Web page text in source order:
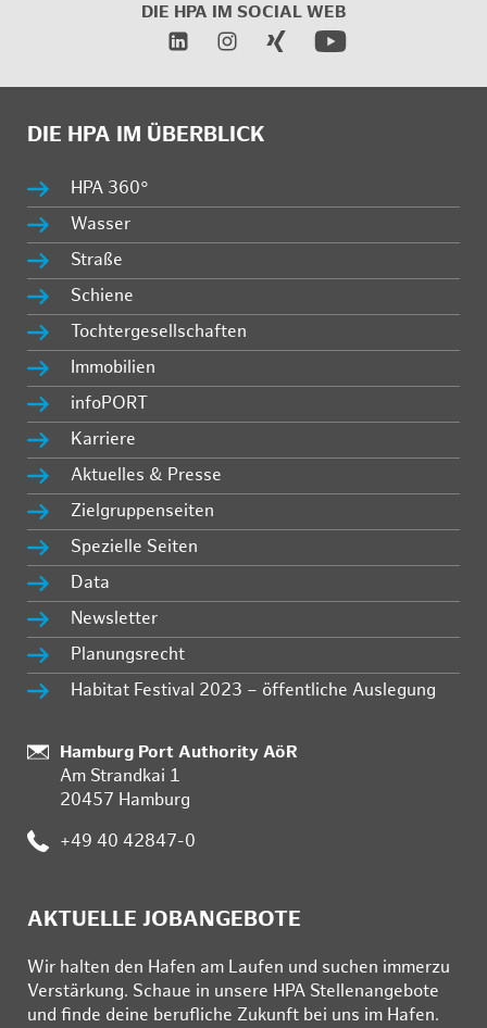
DIE HPA IM SOCIAL WEB
DIE HPA IM ÜBERBLICK
HPA 360°
Wasser
Straße
Schiene
Tochtergesellschaften
Immobilien
infoPORT
Karriere
Aktuelles & Presse
Zielgruppenseiten
Spezielle Seiten
Data
Newsletter
Planungsrecht
Habitat Festival 2023 – öffentliche Auslegung
:
Hamburg Port Authority AöR
Am Strandkai 1
20457 Hamburg
: +49 40 42847-0
AKTUELLE JOBANGEBOTE
Wir hal­ten den Ha­fen am Lau­fen und su­chen im­mer­zu
Ver­stär­kung. Schau­e in un­se­re HPA Stel­len­an­ge­bo­te
und fin­de deine be­ruf­li­che Zu­kunft bei uns im Ha­fen.